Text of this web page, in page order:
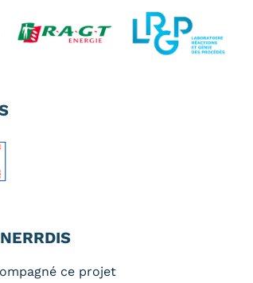
ce projet